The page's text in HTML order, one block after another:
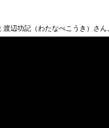
渡辺功記（わたなべこうき）さ